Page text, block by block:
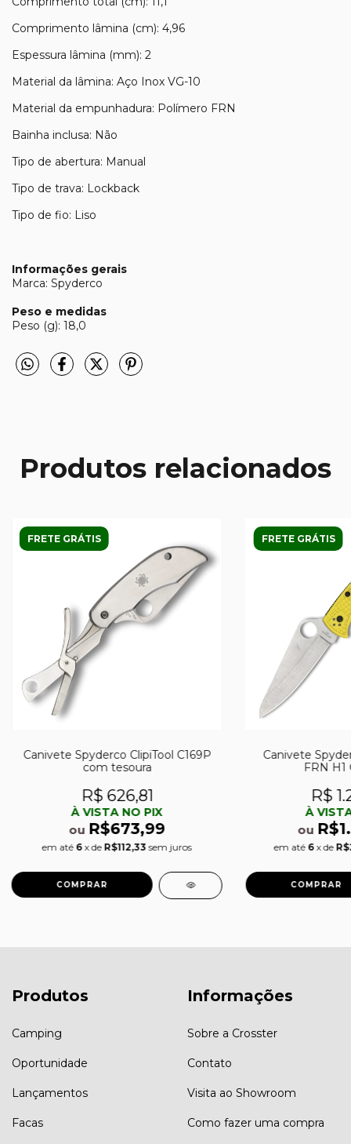
Comprimento lâmina (cm): 4,96
Espessura lâmina (mm): 2
Material da lâmina: Aço Inox VG-10
Material da empunhadura: Polímero FRN
Bainha inclusa: Não
Tipo de abertura: Manual
Tipo de trava: Lockback
Tipo de fio: Liso
Informações gerais
Marca: Spyderco
Peso e medidas
Peso (g): 18,0
Produtos relacionados
FRETE GRÁTIS
Canivete Spyderco ClipiTool C169P
com tesoura
R$ 626,81
À VISTA NO PIX
ou R$673,99
em até 6 x de R$112,33 sem juros
FRETE GRÁTIS
Canivete
FRN H1
R$
À
ou
em até 6 x de
Produtos
Camping
Oportunidade
Lançamentos
Facas
Informações
Sobre a Crosster
Contato
Visita ao Showroom
Como fazer uma compra